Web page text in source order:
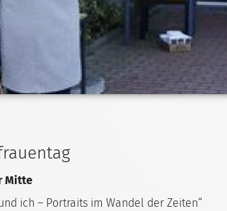
Mitte
ich – Portraits im Wandel der Zeiten“